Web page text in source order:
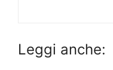
Leggi anche: